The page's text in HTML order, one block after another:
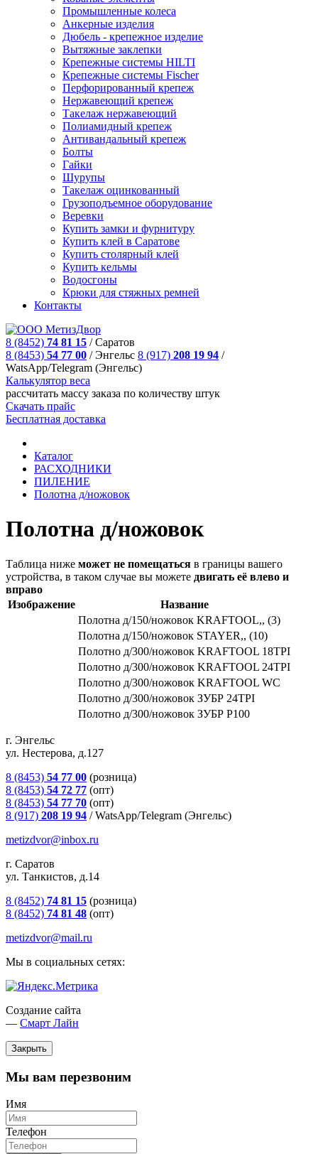
Промышленные колеса
Анкерные изделия
Дюбель - крепежное изделие
Вытяжные заклепки
Крепежные системы HILTI
Крепежные системы Fischer
Перфорированный крепеж
Нержавеющий крепеж
Такелаж нержавеющий
Полиамидный крепеж
Антивандальный крепеж
Болты
Гайки
Шурупы
Такелаж оцинкованный
Грузоподъемное оборудование
Веревки
Купить замки и фурнитуру
Купить клей в Саратове
Купить столярный клей
Купить кельмы
Водосгоны
Крюки для стяжных ремней
Контакты
8 (8452) 74 81 15 /Саратов
8 (8453) 54 77 00 /Энгельс 8 (917) 208 19 94 /
WatsApp/Telegram (Энгельс)
Калькулятор веса
рассчитать массу заказа по количеству штук
Скачать прайс
Бесплатная доставка
Каталог
РАСХОДНИКИ
ПИЛЕНИЕ
Полотна д/ножовок
Полотна д/ножовок
Таблица ниже может не помещаться в границы вашего
устройства, в таком случае вы можете двигать её влево и
вправо
Изображение
Название
Полотна д/150/ножовок KRAFTOOL,, (3)
Полотна д/150/ножовок STAYER,, (10)
Полотно д/300/ножовок KRAFTOOL 18TPI
Полотно д/300/ножовок KRAFTOOL 24TPI
Полотно д/300/ножовок KRAFTOOL WC
Полотно д/300/ножовок ЗУБР 24TPI
Полотно д/300/ножовок ЗУБР P100
г. Энгельс
ул. Нестерова, д.127
8 (8453) 54 77 00 (розница)
8 (8453) 54 72 77 (опт)
8 (8453) 54 77 70 (опт)
8 (917) 208 19 94 /WatsApp/Telegram (Энгельс)
metizdvor@inbox.ru
г. Саратов
ул. Танкистов, д.14
8 (8452) 74 81 15 (розница)
8 (8452) 74 81 48 (опт)
metizdvor@mail.ru
Мы в социальных сетях:
Создание сайта
— Смарт Лайн
Закрыть
Мы вам перезвоним
Имя
Телефон